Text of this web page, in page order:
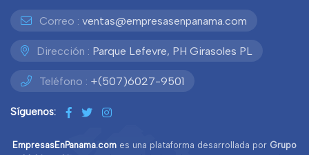
Correo : ventas@empresasenpanama.com
Dirección : Parque Lefevre, PH Girasoles PL
Teléfono : +(507)6027-9501
Síguenos:
EmpresasEnPanama.com es una plataforma desarrollada por Grupo